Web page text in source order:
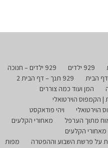
929 ילדים
929 ילדים – חנוכה
929 תנך – דף הבית 2
המן ועוד כמה צוררים
| הקמפוס הוירטואלי
הוירטואלי
ויהי פודאקסט
מתוך הערפל
מאחורי הקלעים
מאחורי הקלעים
על פרשת השבוע וההפטרה
מפות